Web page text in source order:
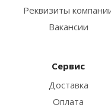
Реквизиты
Вакансии
Сервис
Доставка
Оплата